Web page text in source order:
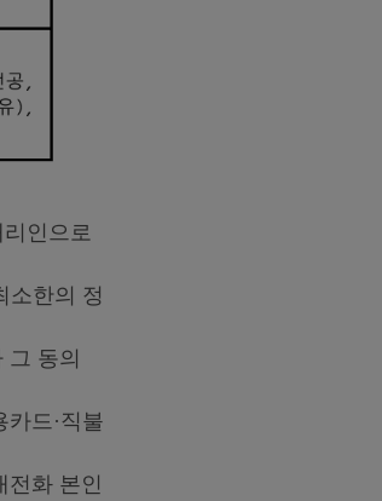
인으로
소한의 정
동의
드·직불
전화 본인